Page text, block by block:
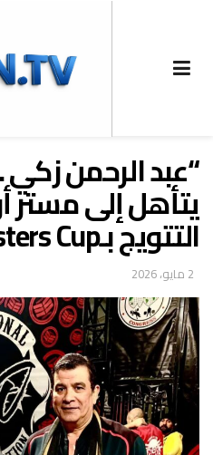
“عبد الرحمن
يتأهل إلى مستر
التتويج بـMasters Cup في أمريكا”
2 مايو، 2026